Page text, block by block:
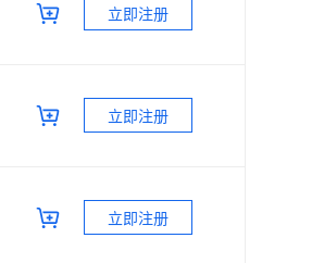
立即注册
立即注册
立即注册